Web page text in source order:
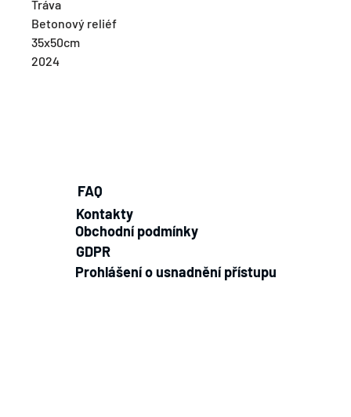
Tráva
Betonový reliéf
35x50cm
2024
FAQ
Kontakty
Obchodní podmínky
GDPR
Prohlášení o usnadnění přístupu